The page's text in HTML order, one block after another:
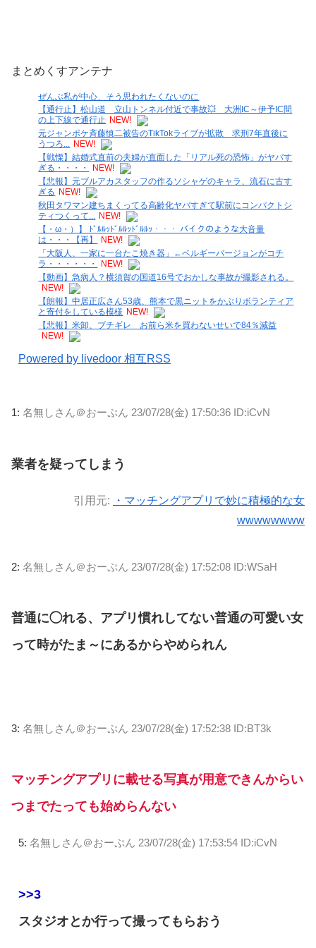
まとめくすアンテナ
ぜんぶ私が中心、そう思われたくないのに
【通行止】松山道 立山トンネル付近で事故💥 大洲IC～伊予IC間
の上下線で通行止 NEW!
元ジャンポケ斉藤慎二被告のTikTokライブが拡散 求刑7年直後に
うつろ... NEW!
【戦慄】結婚式直前の夫婦が直面した「リアル死の恐怖」がヤバす
ぎる・・・・
NEW!
【悲報】元ブルアカスタッフの作るソシャゲのキャラ、流石に古す
ぎる NEW!
秋田タワマン建ちまくってる高齢化ヤバすぎて駅前にコンパクトシ
ティつくって... NEW!
【・ω・）】 ﾄﾞﾙﾙｯﾄﾞﾙﾙｯﾄﾞﾙﾙｯ・・・ バイクのような大音量
は・・・【再】
NEW!
「大阪人、一家に一台たこ焼き器」←ベルギーバージョンがコチ
ラ・・・・・・
NEW!
【動画】急病人？横須賀の国道16号でおかしな事故が撮影される。
NEW!
【朗報】中居正広さん53歳、熊本で黒ニットをかぶりボランティア
と寄付をしている模様 NEW!
【悲報】米卸、ブチギレ お前ら米を買わないせいで84％減益
NEW!
Powered by livedoor 相互RSS
1: 名無しさん＠おーぷん 23/07/28(金) 17:50:36 ID:iCvN
業者を疑ってしまう
引用元:
・マッチングアプリで妙に積極的な女
wwwwwwww
2: 名無しさん＠おーぷん 23/07/28(金) 17:52:08 ID:WSaH
普通に◯れる、アプリ慣れしてない普通の可愛い女
って時がたま～にあるからやめられん
3: 名無しさん＠おーぷん 23/07/28(金) 17:52:38 ID:BT3k
マッチングアプリに載せる写真が用意できんからい
つまでたっても始めらんない
5: 名無しさん＠おーぷん 23/07/28(金) 17:53:54 ID:iCvN
>>3
スタジオとか行って撮ってもらおう